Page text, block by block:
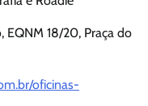
EQNM 18/20, Praça do
oficinas-